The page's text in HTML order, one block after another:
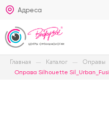
Адреса
Главная Каталог Оправы
Оправа Silhouette